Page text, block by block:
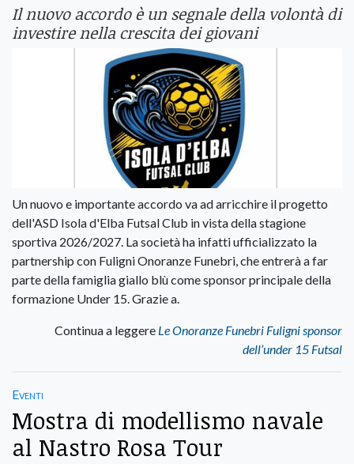
Il nuovo accordo è un segnale della volontà di
investire nella crescita dei giovani
Un nuovo e importante accordo va ad arricchire il progetto
dell'ASD Isola d'Elba Futsal Club in vista della stagione
sportiva 2026/2027. La società ha infatti ufficializzato la
partnership con Fuligni Onoranze Funebri, che entrerà a far
parte della famiglia giallo blù come sponsor principale della
formazione Under 15. Grazie a.
Continua a leggere Le Onoranze Funebri Fuligni sponsor
dell’under 15 Futsal
Eventi
Mostra di modellismo navale
al Nastro Rosa Tour